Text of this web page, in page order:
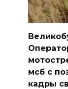
мсб с
кадры